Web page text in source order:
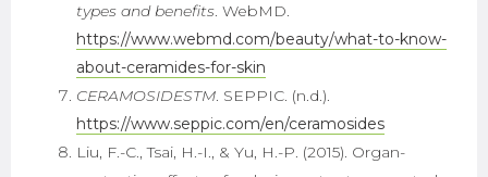
types and benefits. WebMD.
https://www.webmd.com/beauty/what-to-know-
about-ceramides-for-skin
CERAMOSIDESTM. SEPPIC. (n.d.).
https://www.seppic.com/en/ceramosides
Liu, F.-C., Tsai, H.-I., & Yu, H.-P. (2015). Organ-